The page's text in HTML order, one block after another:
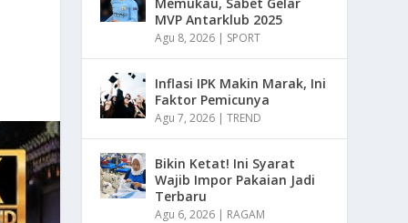
MVP Antarklub 2025
Agu 8, 2026 | SPORT
Inflasi IPK Makin Marak, Ini
Faktor Pemicunya
Agu 7, 2026 |TREND
Bikin Ketat! Ini Syarat
Wajib Impor Pakaian Jadi
Terbaru
Agu 6, 2026 | RAGAM